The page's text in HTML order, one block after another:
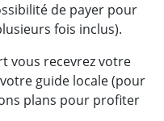
de payer pour
fois inclus).
vous recevrez votre
guide locale (pour
plans pour profiter